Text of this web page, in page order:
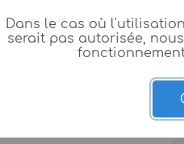
Dans le cas où
serait pas autorisée,